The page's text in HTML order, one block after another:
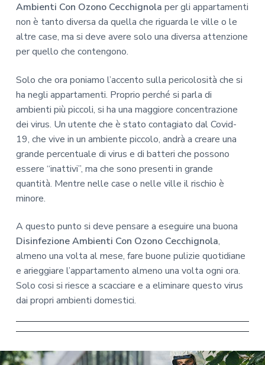
Ambienti Con Ozono Cecchignola per gli appartamenti
non è tanto diversa da quella che riguarda le ville o le
altre case, ma si deve avere solo una diversa attenzione
per quello che contengono.
Solo che ora poniamo l’accento sulla pericolosità che si
ha negli appartamenti. Proprio perché si parla di
ambienti più piccoli, si ha una maggiore concentrazione
dei virus. Un utente che è stato contagiato dal Covid-
19, che vive in un ambiente piccolo, andrà a creare una
grande percentuale di virus e di batteri che possono
essere “inattivi”, ma che sono presenti in grande
quantità. Mentre nelle case o nelle ville il rischio è
minore.
A questo punto si deve pensare a eseguire una buona
Disinfezione Ambienti Con Ozono Cecchignola,
almeno una volta al mese, fare buone pulizie quotidiane
e arieggiare l’appartamento almeno una volta ogni ora.
Solo cosi si riesce a scacciare e a eliminare questo virus
dai propri ambienti domestici.